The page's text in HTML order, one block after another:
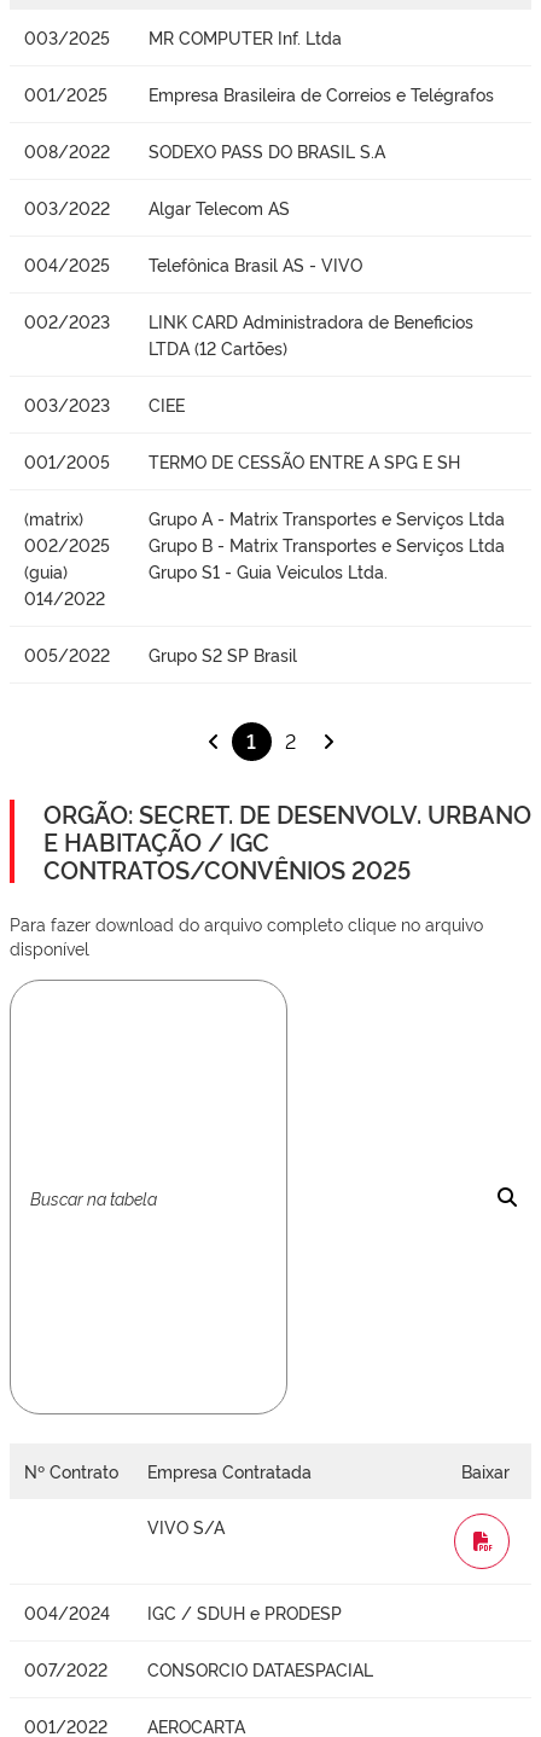
003/2025 MR COMPUTER Inf. Ltda
001/2025 Empresa Brasileira de Correios e Telégrafos
008/2022 SODEXO PASS DO BRASIL S.A
003/2022 Algar Telecom AS
004/2025 Telefônica Brasil AS - VIVO
002/2023
LINK CARD Administradora de Beneficios
LTDA (12 Cartões)
003/2023 CIEE
001/2005 TERMO DE CESSÃO ENTRE A SPG E SH
(matrix)
002/2025
(guia)
014/2022
Grupo A - Matrix Transportes e Serviços Ltda
Grupo B - Matrix Transportes e Serviços Ltda
Grupo S1 - Guia Veiculos Ltda.
005/2022 Grupo S2 SP Brasil
1 2
ORGÃO: SECRET. DE DESENVOLV. URBANO
E HABITAÇÃO / IGC
CONTRATOS/CONVÊNIOS 2025
Para fazer download do arquivo completo clique no arquivo
disponível
Nº Contrato Empresa Contratada Baixar
VIVO S/A
WORD
004/2024 IGC / SDUH e PRODESP
007/2022 CONSORCIO DATAESPACIAL
001/2022 AEROCARTA